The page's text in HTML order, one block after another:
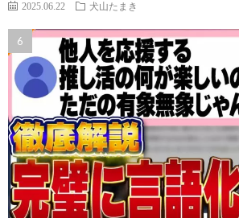
2025.06.22 犬山たまき